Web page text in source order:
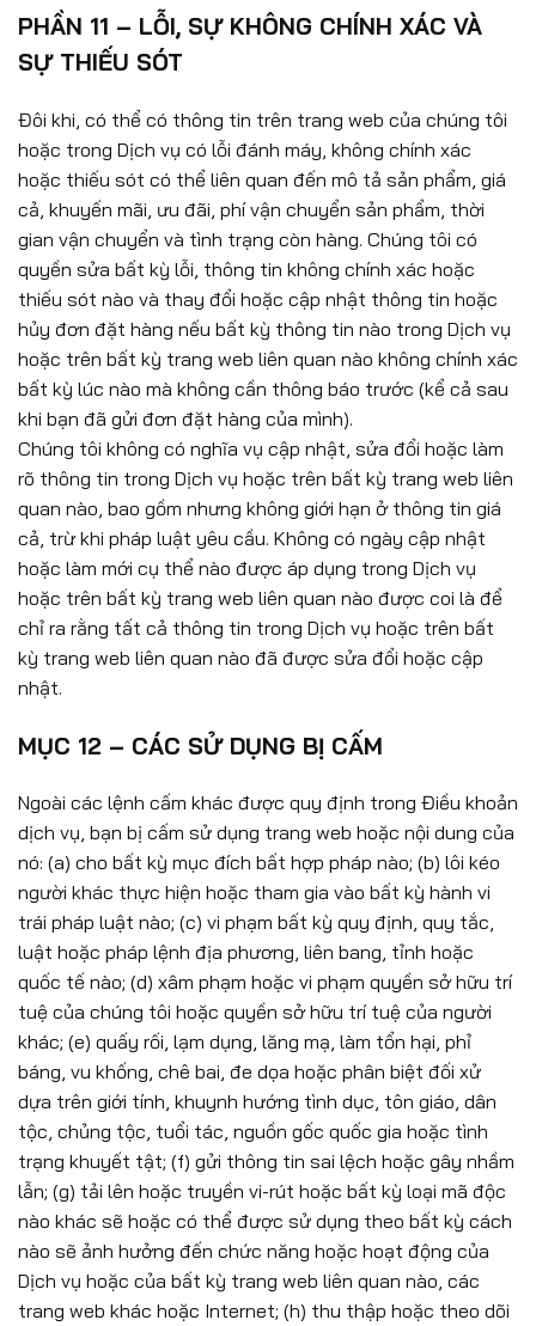
PHẦN 11 – LỖI, SỰ KHÔNG CHÍNH XÁC VÀ
SỰ THIẾU SÓT
Đôi khi, có thể có thông tin trên trang web của chúng tôi
hoặc trong Dịch vụ có lỗi đánh máy, không chính xác
hoặc thiếu sót có thể liên quan đến mô tả sản phẩm, giá
cả, khuyến mãi, ưu đãi, phí vận chuyển sản phẩm, thời
gian vận chuyển và tình trạng còn hàng. Chúng tôi có
quyền sửa bất kỳ lỗi, thông tin không chính xác hoặc
thiếu sót nào và thay đổi hoặc cập nhật thông tin hoặc
hủy đơn đặt hàng nếu bất kỳ thông tin nào trong Dịch vụ
hoặc trên bất kỳ trang web liên quan nào không chính xác
bất kỳ lúc nào mà không cần thông báo trước (kể cả sau
khi bạn đã gửi đơn đặt hàng của mình).
Chúng tôi không có nghĩa vụ cập nhật, sửa đổi hoặc làm
rõ thông tin trong Dịch vụ hoặc trên bất kỳ trang web liên
quan nào, bao gồm nhưng không giới hạn ở thông tin giá
cả, trừ khi pháp luật yêu cầu. Không có ngày cập nhật
hoặc làm mới cụ thể nào được áp dụng trong Dịch vụ
hoặc trên bất kỳ trang web liên quan nào được coi là để
chỉ ra rằng tất cả thông tin trong Dịch vụ hoặc trên bất
kỳ trang web liên quan nào đã được sửa đổi hoặc cập
nhật.
MỤC 12 – CÁC SỬ DỤNG BỊ CẤM
Ngoài các lệnh cấm khác được quy định trong Điều khoản
dịch vụ, bạn bị cấm sử dụng trang web hoặc nội dung của
nó: (a) cho bất kỳ mục đích bất hợp pháp nào; (b) lôi kéo
người khác thực hiện hoặc tham gia vào bất kỳ hành vi
trái pháp luật nào; (c) vi phạm bất kỳ quy định, quy tắc,
luật hoặc pháp lệnh địa phương, liên bang, tỉnh hoặc
quốc tế nào; (d) xâm phạm hoặc vi phạm quyền sở hữu trí
tuệ của chúng tôi hoặc quyền sở hữu trí tuệ của người
khác; (e) quấy rối, lạm dụng, lăng mạ, làm tổn hại, phỉ
báng, vu khống, chê bai, đe dọa hoặc phân biệt đối xử
dựa trên giới tính, khuynh hướng tình dục, tôn giáo, dân
tộc, chủng tộc, tuổi tác, nguồn gốc quốc gia hoặc tình
trạng khuyết tật; (f) gửi thông tin sai lệch hoặc gây nhầm
lẫn; (g) tải lên hoặc truyền vi-rút hoặc bất kỳ loại mã độc
nào khác sẽ hoặc có thể được sử dụng theo bất kỳ cách
nào sẽ ảnh hưởng đến chức năng hoặc hoạt động của
Dịch vụ hoặc của bất kỳ trang web liên quan nào, các
trang web khác hoặc Internet; (h) thu thập hoặc theo dõi